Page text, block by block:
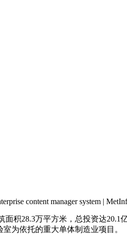
积28.3万平方米，总投资达
为依托的重大单体制造业项目。